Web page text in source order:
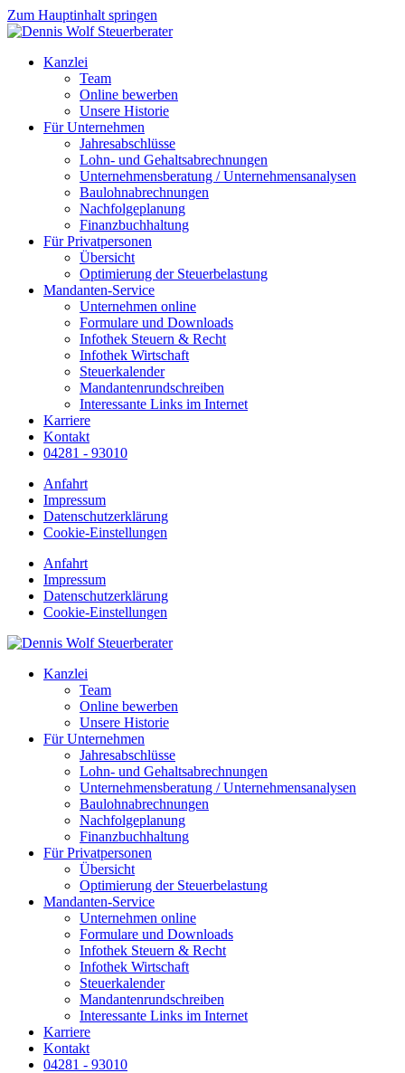
Zum Hauptinhalt springen
Kanzlei
Team
Online bewerben
Unsere Historie
Für Unternehmen
Jahresabschlüsse
Lohn- und Gehaltsabrechnungen
Unternehmensberatung / Unternehmensanalysen
Baulohnabrechnungen
Nachfolgeplanung
Finanzbuchhaltung
Für Privatpersonen
Übersicht
Optimierung der Steuerbelastung
Mandanten-Service
Unternehmen online
Formulare und Downloads
Infothek Steuern & Recht
Infothek Wirtschaft
Steuerkalender
Mandantenrundschreiben
Interessante Links im Internet
Karriere
Kontakt
04281 - 93010
Anfahrt
Impressum
Datenschutzerklärung
Cookie-Einstellungen
Anfahrt
Impressum
Datenschutzerklärung
Cookie-Einstellungen
Kanzlei
Team
Online bewerben
Unsere Historie
Für Unternehmen
Jahresabschlüsse
Lohn- und Gehaltsabrechnungen
Unternehmensberatung / Unternehmensanalysen
Baulohnabrechnungen
Nachfolgeplanung
Finanzbuchhaltung
Für Privatpersonen
Übersicht
Optimierung der Steuerbelastung
Mandanten-Service
Unternehmen online
Formulare und Downloads
Infothek Steuern & Recht
Infothek Wirtschaft
Steuerkalender
Mandantenrundschreiben
Interessante Links im Internet
Karriere
Kontakt
04281 - 93010